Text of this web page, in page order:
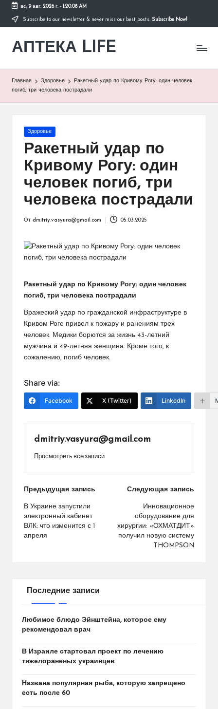
Перейти
содержимому
вс, 9 авг. 2026 г.- 1:20:08 AM
Subscribe to our newsletter & never miss our best posts. Subscribe Now!
АПТЕКА LIFE
сайт
здоровом
Главная Здоровье
Ракетный удар по Кривому Рогу: один человек
погиб, три человека пострадали
Опубликовано
Здоровье
Ракетный удар по
Кривому Рогу: один
человек погиб, три
человека пострадали
От dmitriy.vasyura@gmail.com 05.03.2025
Ракетный удар по Кривому Рогу: один человек
погиб, три человека пострадали
Вражеский удар по гражданской инфраструктуре в
Кривом Роге привел к пожару и ранениям трех
человек. Медики борются за жизнь 43-летний
мужчина и 49-летняя женщина. Кроме того, к
сожалению, погиб человек.
Share via:
Facebook X (Twitter) LinkedIn
dmitriy.vasyura@gmail.com
Просмотреть все записи
Навигация
по
записям
Предыдущая запись
В Украине запустили
электронный кабинет
ВЛК: что изменится с 1
апреля
Следующая запись
Инновационное
оборудование для
хирургии: «ОХМАТДИТ»
получил новую систему
THOMPSON
Последние записи
Любимое блюдо Эйнштейна, которое ему
рекомендовал врач
В Израиле стартовал проект по лечению
тяжелораненых украинцев
Названа популярная рыба, которую запрещено
есть после 60